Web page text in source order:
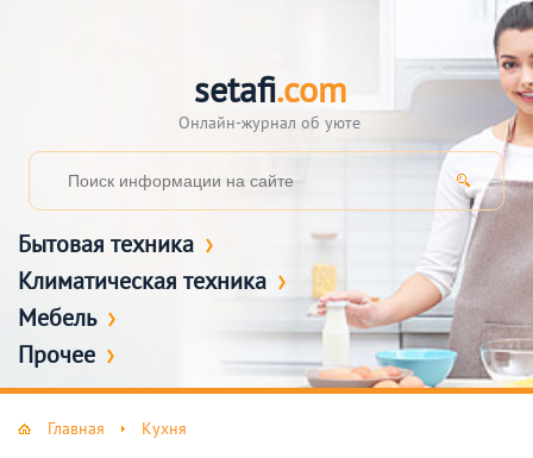
setafi.com
Онлайн-журнал об уюте
Бытовая техника
Климатическая техника
Мебель
Прочее
Главная Кухня